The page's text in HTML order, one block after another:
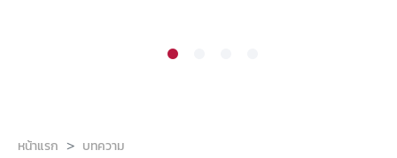
หน้าแรก
บทความ